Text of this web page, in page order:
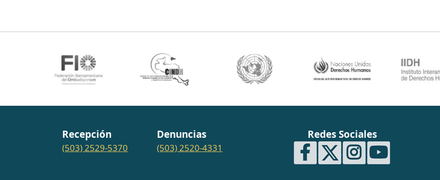
Recepción
(503) 2529-5370
Denuncias
(503) 2520-4331
Redes Sociales